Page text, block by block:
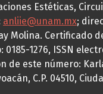
Estéticas,
anliie@unam.mx;
Molina. Certificado
0185-1276, ISSN
de este número:
C.P. 04510,